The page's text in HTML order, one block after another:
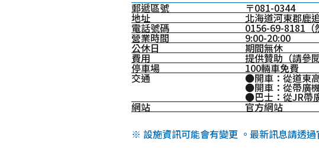
郵遞區號 〒081-0344
地址 北海道河東郡鹿
電話號碼 0156-69-8181（
營業時間 9:00-20:00
公休日 期間無休
費用 提供贊助（請參
停車場 100輛車免費
交通 ●開車：從道東
●開車：從帶廣
●巴士：從JR帶
網站
官方網站
※ 設施資訊可能會有變更 。最新訊息請透過